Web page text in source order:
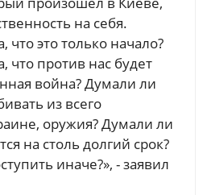
на себя.
это только начало?
что против нас будет
война? Думали ли
из всего
оружия? Думали ли
на столь долгий срок?
иначе?», - заявил